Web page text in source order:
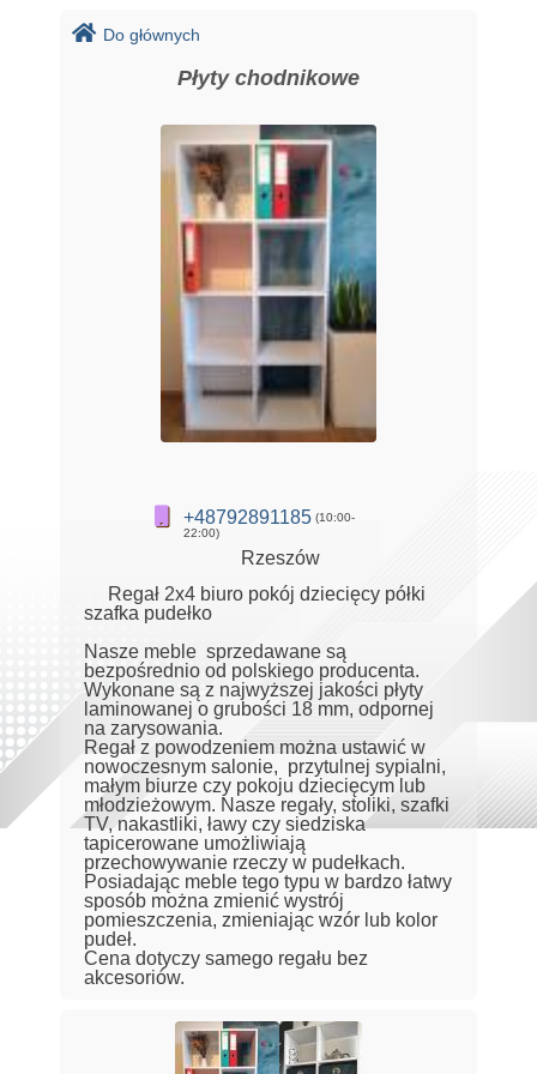
Do głównych
Płyty chodnikowe
+48792891185 (10:00-
22:00)
Rzeszów
Regał 2x4 biuro pokój dziecięcy półki
szafka pudełko
Nasze meble sprzedawane są
bezpośrednio od polskiego producenta.
Wykonane są z najwyższej jakości płyty
laminowanej o grubości 18 mm, odpornej
na zarysowania.
Regał z powodzeniem można ustawić w
nowoczesnym salonie, przytulnej sypialni,
małym biurze czy pokoju dziecięcym lub
młodzieżowym. Nasze regały, stoliki, szafki
TV, nakastliki, ławy czy siedziska
tapicerowane umożliwiają
przechowywanie rzeczy w pudełkach.
Posiadając meble tego typu w bardzo łatwy
sposób można zmienić wystrój
pomieszczenia, zmieniając wzór lub kolor
pudeł.
Cena dotyczy samego regału bez
akcesoriów.